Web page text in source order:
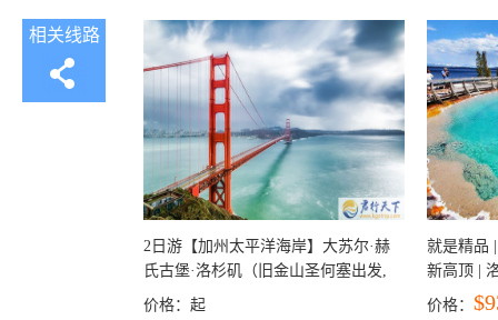
相关线路
2日游【加州太平洋海岸】大苏尔·赫
氏古堡·洛杉矶（旧金山圣何塞出发,
洛杉矶结束）
价格： 起
就是精品
新高顶 |
彩穴+马
价格：